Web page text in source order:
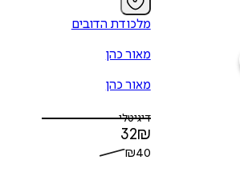
מלכודת הדובים
מאור כהן
מאור כהן
דיגיטלי
32₪
₪40